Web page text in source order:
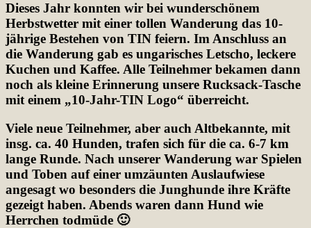
Dieses Jahr konnten wir bei wunderschönem
Herbstwetter mit einer tollen Wanderung das 10-
jährige Bestehen von TIN feiern. Im Anschluss an
die Wanderung gab es ungarisches Letscho, leckere
Kuchen und Kaffee. Alle Teilnehmer bekamen dann
noch als kleine Erinnerung unsere Rucksack-Tasche
mit einem „10-Jahr-TIN Logo“ überreicht.
Viele neue Teilnehmer, aber auch Altbekannte, mit
insg. ca. 40 Hunden, trafen sich für die ca. 6-7 km
lange Runde. Nach unserer Wanderung war Spielen
und Toben auf einer umzäunten Auslaufwiese
angesagt wo besonders die Junghunde ihre Kräfte
gezeigt haben. Abends waren dann Hund wie
Herrchen todmüde 🙂